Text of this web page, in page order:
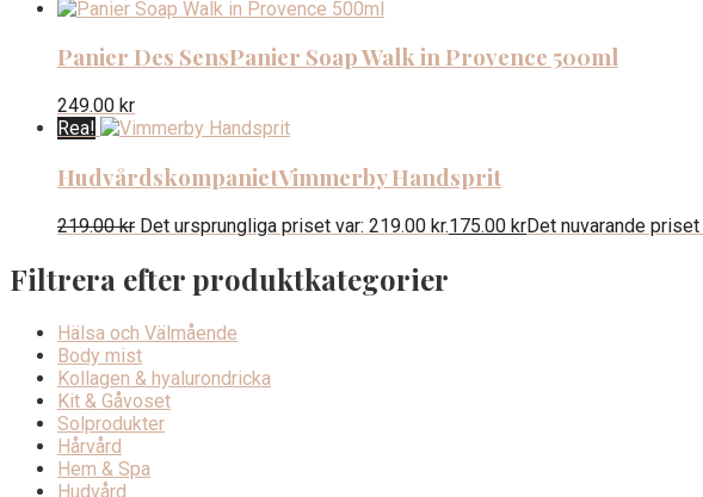
Panier Des SensPanier Soap Walk in Provence 500ml
249.00 kr
Rea!
HudvårdskompanietVimmerby Handsprit
219.00kr Det ursprungliga priset var: 219.00 kr.175.00 krDet nuvarande priset
Filtrera efter produktkategorier
Hälsa och Välmående
Body mist
Kollagen & hyalurondricka
Kit & Gåvoset
Solprodukter
Hårvård
Hem & Spa
Hudvård